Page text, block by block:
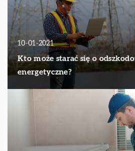
10-01-2021
Kto może starać się o
energetyczne?